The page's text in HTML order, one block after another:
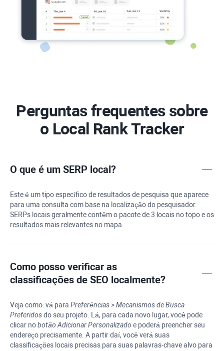
Perguntas frequentes sobre
o Local Rank Tracker
O que é um SERP local?
Este é um tipo específico de resultados de pesquisa que aparece
para uma consulta com base na localização do pesquisador.
SERPs locais geralmente contêm o pacote de 3 locais no topo e os
resultados mais relevantes no mapa.
Como posso verificar as
classificações de SEO localmente?
Veja como: vá para Preferências > Mecanismos de Busca
Preferidosdo seu projeto. Lá, para cada novo lugar, você pode
clicar nobotão Adicionar Personalizado e poderá preencher seu
endereço precisamente. A partir daí, você verá suas
classificações locais precisas para suas palavras-chave alvo para